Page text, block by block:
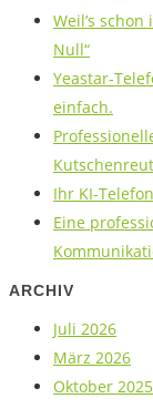
Weil’s
Null“
Yeastar-
einfach.
Ihr KI-
Eine
ARCHIV
Juli 2026
März 2026
Oktober 2025